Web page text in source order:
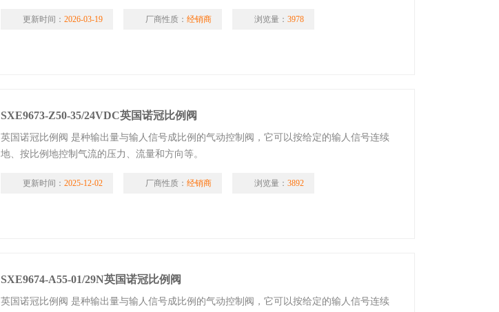
更新时间：2026-03-19 厂商性质：经销商 浏览量：3978
SXE9673-Z50-35/24VDC英国诺冠比例阀
英国诺冠比例阀 是种输出量与输人信号成比例的气动控制阀，它可以按给定的输人信号连续
地、按比例地控制气流的压力、流量和方向等。
更新时间：2025-12-02 厂商性质：经销商 浏览量：3892
SXE9674-A55-01/29N英国诺冠比例阀
英国诺冠比例阀 是种输出量与输人信号成比例的气动控制阀，它可以按给定的输人信号连续